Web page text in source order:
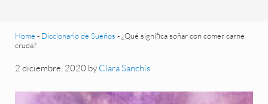
Home - Diccionario de Sueños -¿Qué significa soñar con comer carne
cruda?
2 diciembre, 2020 by Clara Sanchís